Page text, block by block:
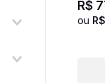
R$
ou R$